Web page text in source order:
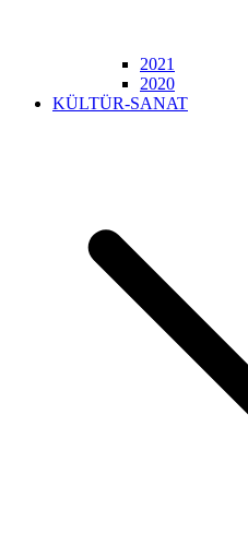
2021
2020
KÜLTÜR-SANAT